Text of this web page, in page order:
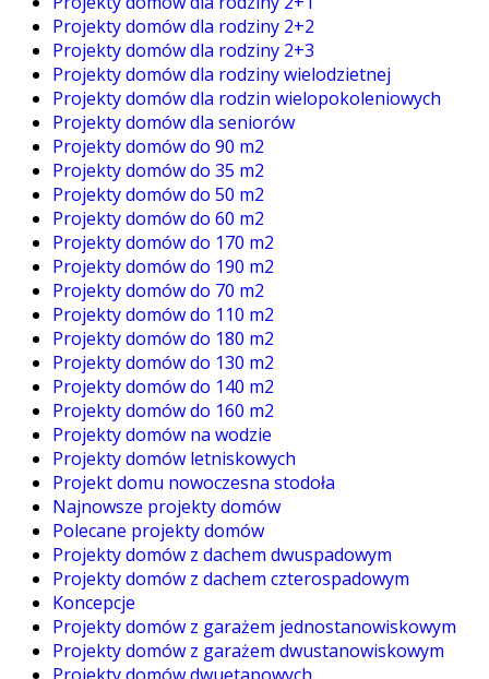
Projekty domów dla rodziny 2+2
Projekty domów dla rodziny 2+3
Projekty domów dla rodziny wielodzietnej
Projekty domów dla rodzin wielopokoleniowych
Projekty domów dla seniorów
Projekty domów do 90 m2
Projekty domów do 35 m2
Projekty domów do 50 m2
Projekty domów do 60 m2
Projekty domów do 170 m2
Projekty domów do 190 m2
Projekty domów do 70 m2
Projekty domów do 110 m2
Projekty domów do 180 m2
Projekty domów do 130 m2
Projekty domów do 140 m2
Projekty domów do 160 m2
Projekty domów na wodzie
Projekty domów letniskowych
Projekt domu nowoczesna stodoła
Najnowsze projekty domów
Polecane projekty domów
Projekty domów z dachem dwuspadowym
Projekty domów z dachem czterospadowym
Koncepcje
Projekty domów z garażem jednostanowiskowym
Projekty domów z garażem dwustanowiskowym